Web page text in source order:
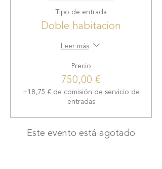
Tipo de entrada
Doble habitacion
Leer más
Precio
750,00 €
+18,75 € de comisión de servicio de
entradas
Este evento está agotado